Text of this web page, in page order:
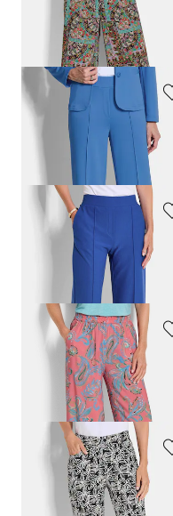
GOLDNER
Weite Hose VERA mit Patch-Print
119,00 CHF159,00 CHF
GOLDNER
Jersey-Hose VERA mit Biesen
139,00 CHF
159,00 CHF
Verkürzte Hose VERA mit Biesen
159,00 CHF
179,00 CHF
GOLDNER
Hose VERA aus reiner Viskose
139,00 CHF159,00 CHF
GOLDNER
Hose SARA aus reiner Viskose
119,00 CHF159,00 CHF